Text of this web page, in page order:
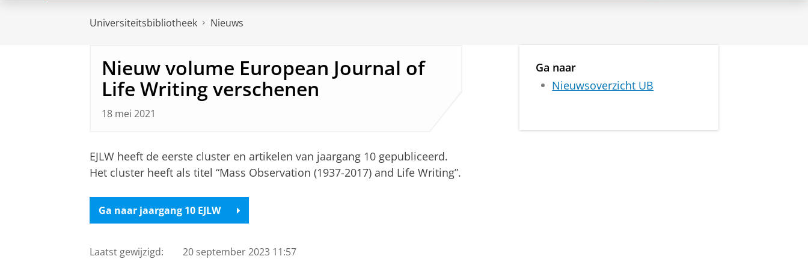
Universiteitsbibliotheek Nieuws
Nieuw volume European Journal of
Life Writing verschenen
18 mei 2021
EJLW heeft de eerste cluster en artikelen van jaargang 10 gepubliceerd.
Het cluster heeft als titel “Mass Observation (1937-2017) and Life Writing”.
Ga naar jaargang 10 EJLW
Laatst gewijzigd: 20 september 2023 11:57
Ga naar
Nieuwsoverzicht UB